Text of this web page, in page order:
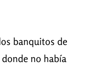
banquitos de
no había